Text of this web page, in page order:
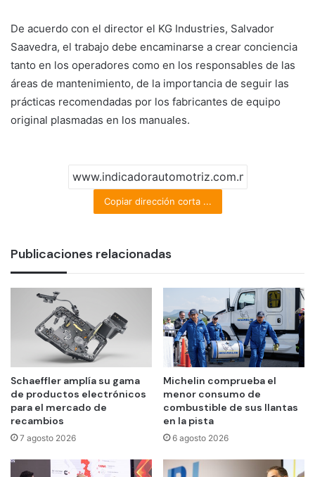
De acuerdo con el director el KG Industries, Salvador
Saavedra, el trabajo debe encaminarse a crear conciencia
tanto en los operadores como en los responsables de las
áreas de mantenimiento, de la importancia de seguir las
prácticas recomendadas por los fabricantes de equipo
original plasmadas en los manuales.
Copiar dirección corta ...
Publicaciones relacionadas
Schaeffler amplía su gama
de productos electrónicos
para el mercado de
recambios
7 agosto 2026
Michelin comprueba el
menor consumo de
combustible de sus llantas
en la pista
6 agosto 2026